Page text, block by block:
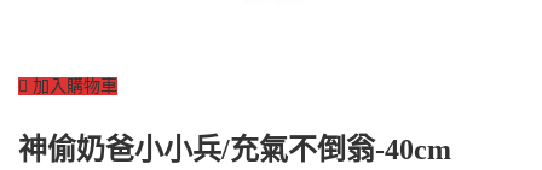
加入購物車
神偷奶爸小小兵/充氣不倒翁-40cm